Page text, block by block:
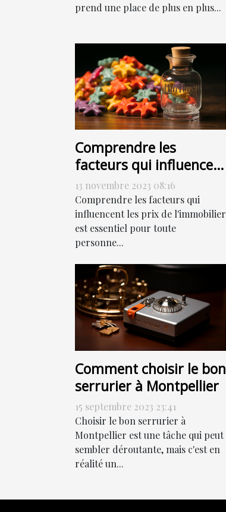
prend une place de plus en plus...
Comprendre les
facteurs qui influencent
les prix de l'immobilier
13 novembre 2023 08:16
Comprendre les facteurs qui
influencent les prix de l'immobilier
est essentiel pour toute
personne...
Comment choisir le bon
serrurier à Montpellier
15 septembre 2023 23:41
Choisir le bon serrurier à
Montpellier est une tâche qui peut
sembler déroutante, mais c'est en
réalité un...